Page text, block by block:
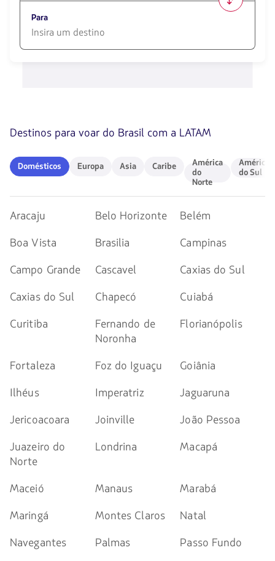
opciones
disponibles.
Usa
las
Para
flechas
para
navegar
Destinos para voar do Brasil com a LATAM
Domésticos
Domésticos Europa
Europa Asia
Asia Caribe
Caribe
América
do
Norte
América
do
Norte
América
do
América
do Sul
Aracaju Belo Horizonte
Belém
Boa Vista
Brasilia
Campinas
Campo Grande
Cascavel
Caxias do Sul
Caxias do Sul
Chapecó
Cuiabá
Curitiba
Fernando de
Noronha
Florianópolis
Fortaleza Foz do Iguaçu
Goiânia
Ilhéus
Imperatriz
Jaguaruna
Jericoacoara
Joinville
João Pessoa
Juazeiro do
Norte
Londrina Macapá
Maceió Manaus
Marabá
Maringá
Montes Claros
Natal
Navegantes
Palmas
Passo Fundo